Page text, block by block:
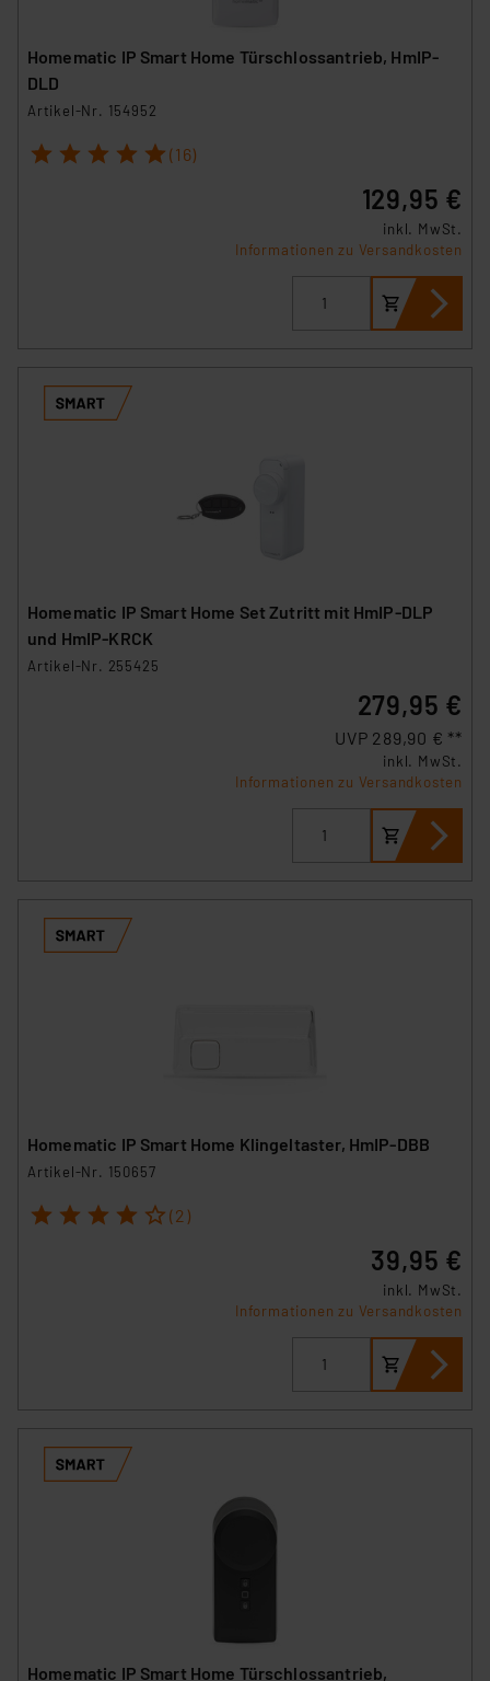
Homematic IP Smart Home Türschlossantrieb, HmIP-
DLD
Artikel-Nr. 154952
1 2 3 4 5 (16)
129,95 €
inkl. MwSt.
Informationen zu Versandkosten
Homematic IP Smart Home Set Zutritt mit HmIP‑DLP
und HmIP-KRCK
Artikel-Nr. 255425
279,95 €
UVP 289,90 € **
inkl. MwSt.
Informationen zu Versandkosten
Homematic IP Smart Home Klingeltaster, HmIP-DBB
Artikel-Nr. 150657
1 2 3 4 5 (2)
39,95 €
inkl. MwSt.
Informationen zu Versandkosten
Homematic IP Smart Home Türschlossantrieb,